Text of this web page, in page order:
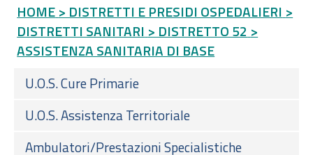
HOME > DISTRETTI E PRESIDI OSPEDALIERI >
DISTRETTI SANITARI > DISTRETTO 52 >
ASSISTENZA SANITARIA DI BASE
U.O.S. Cure Primarie
U.O.S. Assistenza Territoriale
Ambulatori/Prestazioni Specialistiche